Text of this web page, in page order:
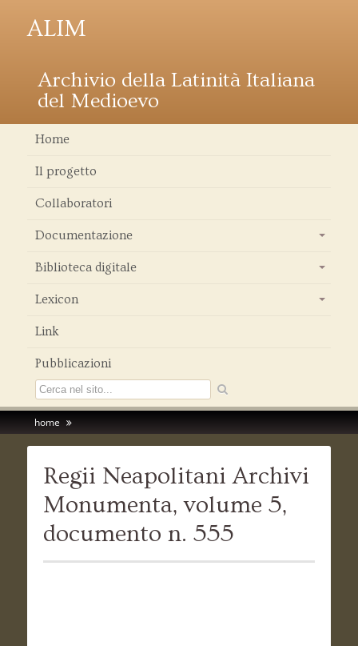
ALIM
Archivio della Latinità Italiana
del Medioevo
Home
Il progetto
Collaboratori
Documentazione
Biblioteca digitale
Lexicon
Link
Pubblicazioni
home
Regii Neapolitani Archivi
Monumenta, volume 5,
documento n. 555